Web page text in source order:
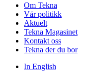
Om Tekna
Vår politikk
Aktuelt
Tekna Magasinet
Kontakt oss
Tekna der du bor
In English